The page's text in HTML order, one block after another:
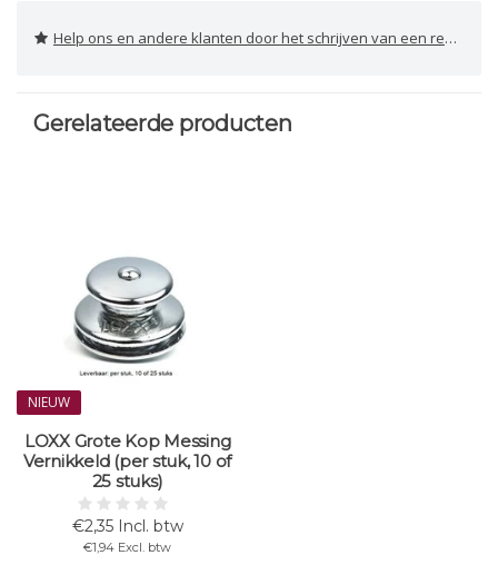
Help ons en andere klanten door het schrijven van een review
Gerelateerde producten
NIEUW
LOXX Grote Kop Messing
Vernikkeld (per stuk, 10 of
25 stuks)
€2,35 Incl. btw
€1,94 Excl. btw